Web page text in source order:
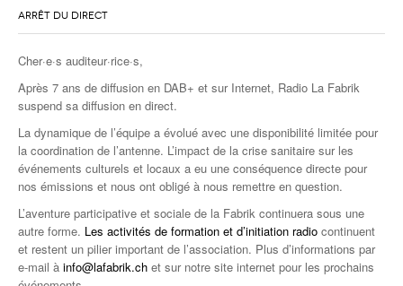
ARRÊT DU DIRECT
Cher·e·s auditeur·rice·s,
Après 7 ans de diffusion en DAB+ et sur Internet, Radio La Fabrik
suspend sa diffusion en direct.
La dynamique de l’équipe a évolué avec une disponibilité limitée pour
la coordination de l’antenne. L’impact de la crise sanitaire sur les
événements culturels et locaux a eu une conséquence directe pour
nos émissions et nous ont obligé à nous remettre en question.
L’aventure participative et sociale de la Fabrik continuera sous une
autre forme. Les activités de formation et d’initiation radio continuent
et restent un pilier important de l’association. Plus d’informations par
e-mail à info@lafabrik.ch et sur notre site internet pour les prochains